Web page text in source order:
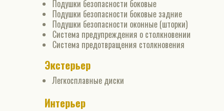
Подушки безопасности боковые
Подушки безопасности боковые задние
Подушки безопасности оконные (шторки)
Система предупреждения о столкновении
Система предотвращения столкновения
Экстерьер
Легкосплавные диски
Интерьер